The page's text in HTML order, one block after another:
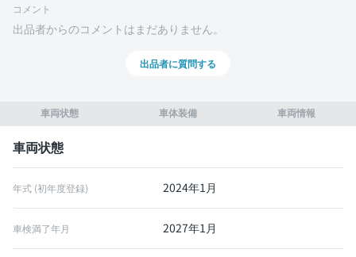
車両状態 車体装備 車両情報
車両状態
年式 (初年度登録) 2024年1月
車検満了年月 2027年1月
コメント
出品者からのコメントはまだありません。
出品者に質問する